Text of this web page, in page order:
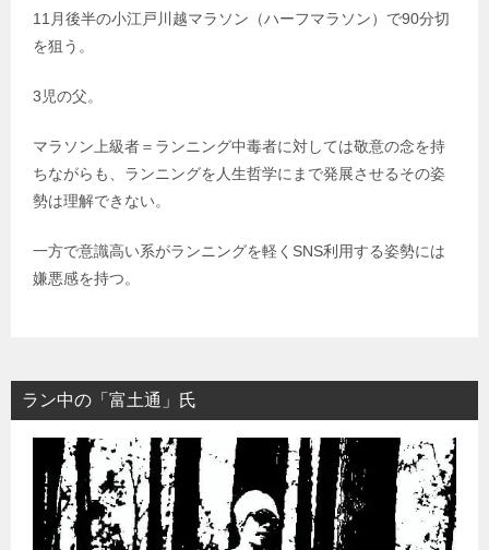
11月後半の小江戸川越マラソン（ハーフマラソン）で90分切
を狙う。
3児の父。
マラソン上級者＝ランニング中毒者に対しては敬意の念を持
ちながらも、ランニングを人生哲学にまで発展させるその姿
勢は理解できない。
一方で意識高い系がランニングを軽くSNS利用する姿勢には
嫌悪感を持つ。
ラン中の「富土通」氏